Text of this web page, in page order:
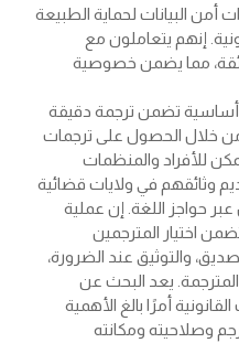
أمن البيانات لحماية الطبيعة
إنهم يتعاملون مع
مما يضمن خصوصية
تضمن ترجمة دقيقة
خلال الحصول على ترجمات
للأفراد والمنظمات
وثائقهم في ولايات قضائية
حواجز اللغة. إن عملية
اختيار المترجمين
والتوثيق عند الضرورة،
يعد البحث عن
أمرًا بالغ الأهمية
وصلاحيته ومكانته